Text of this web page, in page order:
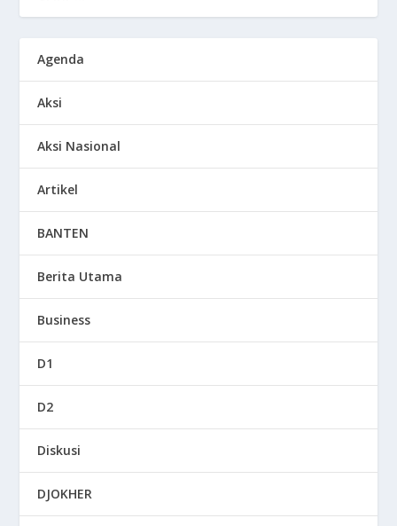
Agenda
Aksi
Aksi Nasional
Artikel
BANTEN
Berita Utama
Business
D1
D2
Diskusi
DJOKHER